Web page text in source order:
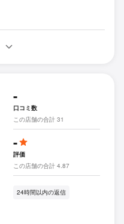
-
口コミ数
この店舗の合計 31
-
評価
この店舗の合計 4.87
24時間以内の返信